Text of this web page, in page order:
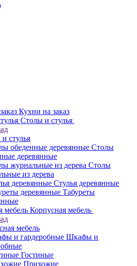
Кухни на заказ
Столы и стулья
стулья
Столы
деревянные
Столы
из дерева
Стулья деревянные
Табуреты
Корпусная мебель
мебель
Шкафы и
Гостиные
Прихожие